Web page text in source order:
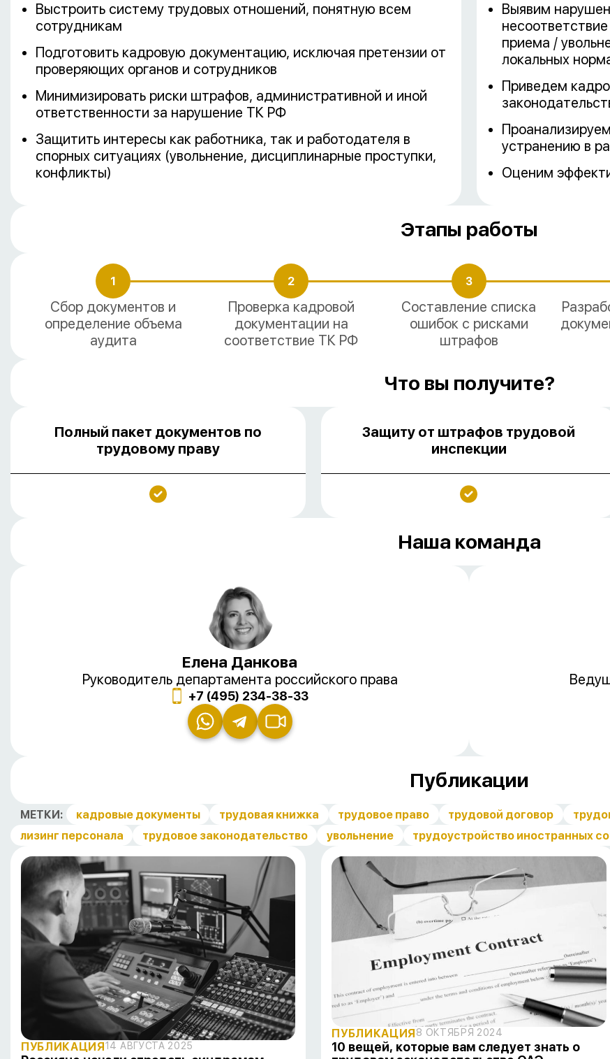
Выстроить систему трудовых отношений, понятную всем
сотрудникам
Подготовить кадровую документацию, исключая претензии от
проверяющих органов и сотрудников
Минимизировать риски штрафов, административной и иной
ответственности за нарушение ТК РФ
Защитить интересы как работника, так и работодателя в
спорных ситуациях (увольнение, дисциплинарные проступки,
конфликты)
Выявим
приема /
локальных
Приведем
устранению в
Оценим
Этапы работы
1
Сбор документов и
определение объема
аудита
2
Проверка кадровой
документации на
соответствие ТК РФ
3
Составление списка
ошибок с рисками
штрафов
Что вы получите?
Полный пакет документов по
трудовому праву
Защиту от штрафов трудовой
инспекции
Наша команда
Елена Данкова
Руководитель департамента российского права
+7 (495) 234-38-33
Публикации
МЕТКИ: кадровые документы трудовая книжка трудовое право трудовой договор
лизинг персонала
трудовое законодательство увольнение трудоустройство иностранных
ПУБЛИКАЦИЯ14 АВГУСТА 2025
ПУБЛИКАЦИЯ 8 ОКТЯБРЯ 2024
10 вещей, которые вам следует знать о